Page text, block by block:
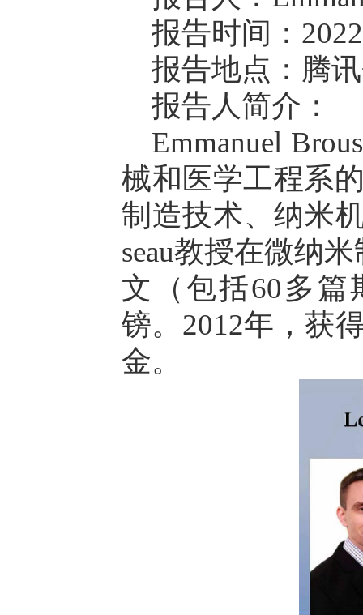
报告时间：
报告地点：腾
报告人简介：
Emmanuel
械和医学工程系
制造技术、纳米
seau教授在微纳
文（包括60多篇
镑。2012年，获
金。